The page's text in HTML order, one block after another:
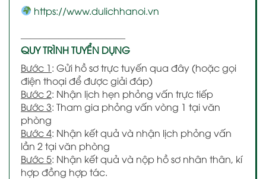
https://www.dulichhanoi.vn
———————————
QUY TRÌNH TUYỂN DỤNG
Bước 1: Gửi hồ sơ trực tuyến qua đây (hoặc gọi
điện thoại để được giải đáp)
Bước 2: Nhận lịch hẹn phỏng vấn trực tiếp
Bước 3: Tham gia phỏng vấn vòng 1 tại văn
phòng
Bước 4: Nhận kết quả và nhận lịch phỏng vấn
lần 2 tại văn phòng
Bước 5: Nhận kết quả và nộp hồ sơ nhân thân, kí
hợp đồng hợp tác.